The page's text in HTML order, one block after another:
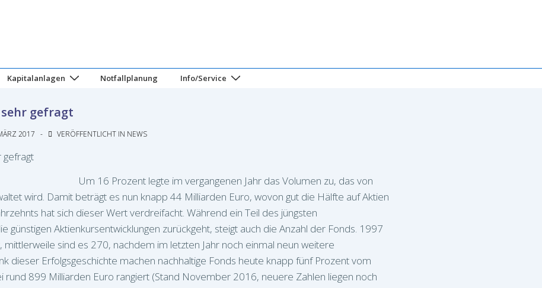
Kapitalanlagen Notfallplanung Info/Service
gefragt
2017 VERÖFFENTLICHT IN NEWS
Um 16 Prozent legte im vergangenen Jahr das Volumen zu, das von
wird. Damit beträgt es nun knapp 44 Milliarden Euro, wovon gut die Hälfte auf Aktien
hat sich dieser Wert verdreifacht. Während ein Teil des jüngsten
günstigen Aktienkursentwicklungen zurückgeht, steigt auch die Anzahl der Fonds. 1997
mittlerweile sind es 270, nachdem im letzten Jahr noch einmal neun weitere
dieser Erfolgsgeschichte machen nachhaltige Fonds heute knapp fünf Prozent vom
rund 899 Milliarden Euro rangiert (Stand November 2016, neuere Zahlen liegen noch